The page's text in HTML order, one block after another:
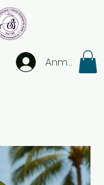
Anmelden